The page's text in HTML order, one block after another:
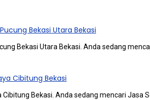
Bekasi Utara Bekasi
Bekasi Utara Bekasi. Andа ѕеdаng
Cibitung Bekasi
Bekasi. Andа ѕеdаng mencari Jasa